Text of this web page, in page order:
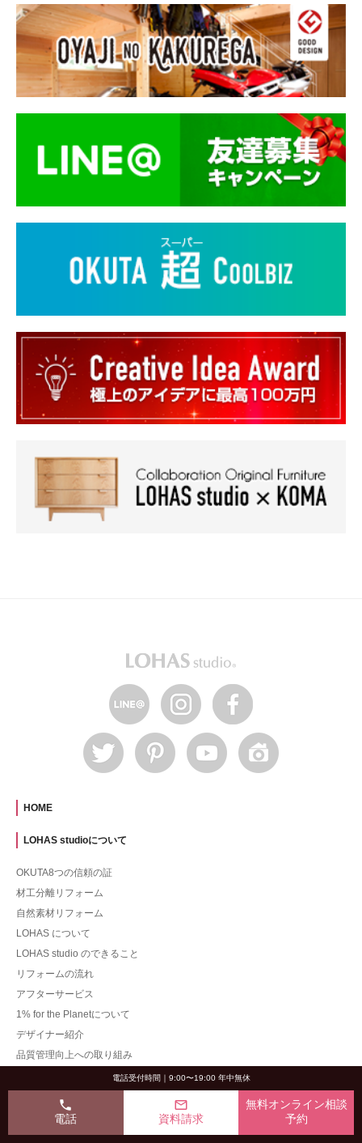
HOME
LOHAS studioについて
OKUTA8つの信頼の証
材工分離リフォーム
自然素材リフォーム
LOHAS について
LOHAS studio のできること
リフォームの流れ
アフターサービス
1% for the Planetについて
デザイナー紹介
品質管理向上への取り組み
マンション
電話受付時間｜9:00〜19:00 年中無休
phone
電話
mail_outline
資料請求
無料オンライン相談
予約